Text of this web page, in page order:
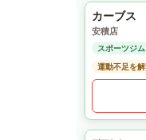
カーブス
安積店
スポーツジム
運動不足を